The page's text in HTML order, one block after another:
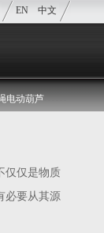
EN 中文
电动葫芦
讯>媒体聚焦
仅仅是物质
必要从其源